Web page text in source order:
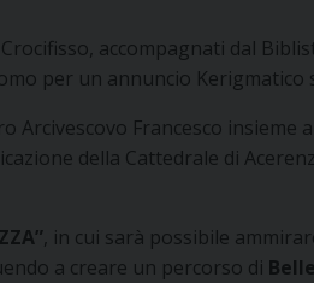
accompagnati dal
per un annuncio Kerigmatico
Francesco insieme
della Cattedrale di
, in cui sarà possibile
a creare un percorso di